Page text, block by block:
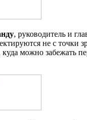
, руководитель и
не с
можно забежать